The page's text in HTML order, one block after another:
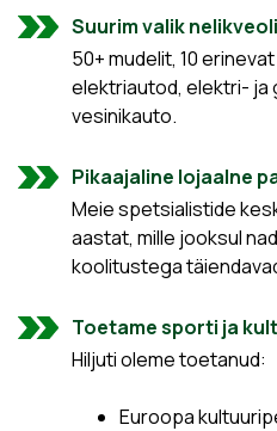
Suurim valik
50+ mudelit, 10
elektriautod, elektri- ja
vesinikauto.
Pikaajaline lojaalne
Meie spetsialistide
aastat, mille jooksul
koolitustega
Toetame sporti ja
Hiljuti oleme toetanud:
Euroopa